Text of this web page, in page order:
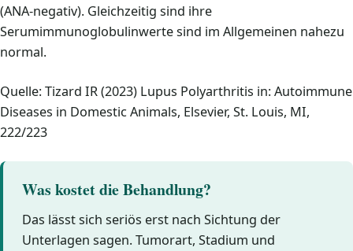
(ANA-negativ). Gleichzeitig sind ihre
Serumimmunoglobulinwerte sind im Allgemeinen nahezu
normal.
Quelle: Tizard IR (2023) Lupus Polyarthritis in: Autoimmune
Diseases in Domestic Animals, Elsevier, St. Louis, MI,
222/223
Was kostet die Behandlung?
Das lässt sich seriös erst nach Sichtung der
Unterlagen sagen. Tumorart, Stadium und